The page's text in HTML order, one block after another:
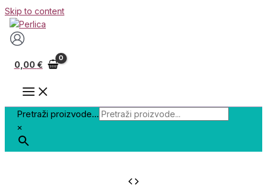
Skip to content
0,00 €
Pretraži proizvode...
×